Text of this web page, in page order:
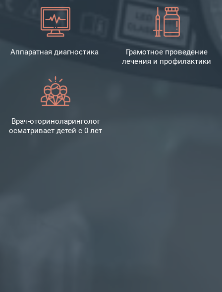
Аппаратная диагностика
Грамотное проведение
лечения и профилактики
Врач-оториноларинголог
осматривает детей с 0 лет